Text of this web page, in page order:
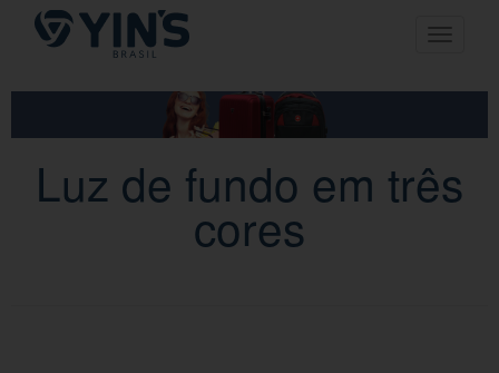
Pular
para
conteúdo
Toggle
Luz de fundo em três
cores